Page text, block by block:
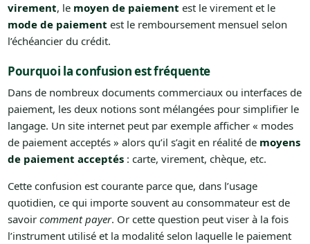
virement, le moyen de paiement est le virement et le
mode de paiement est le remboursement mensuel selon
l’échéancier du crédit.
Pourquoi la confusion est fréquente
Dans de nombreux documents commerciaux ou interfaces de
paiement, les deux notions sont mélangées pour simplifier le
langage. Un site internet peut par exemple afficher « modes
de paiement acceptés » alors qu’il s’agit en réalité de moyens
de paiement acceptés: carte, virement, chèque, etc.
Cette confusion est courante parce que, dans l’usage
quotidien, ce qui importe souvent au consommateur est de
savoir comment payer. Or cette question peut viser à la fois
l’instrument utilisé et la modalité selon laquelle le paiement